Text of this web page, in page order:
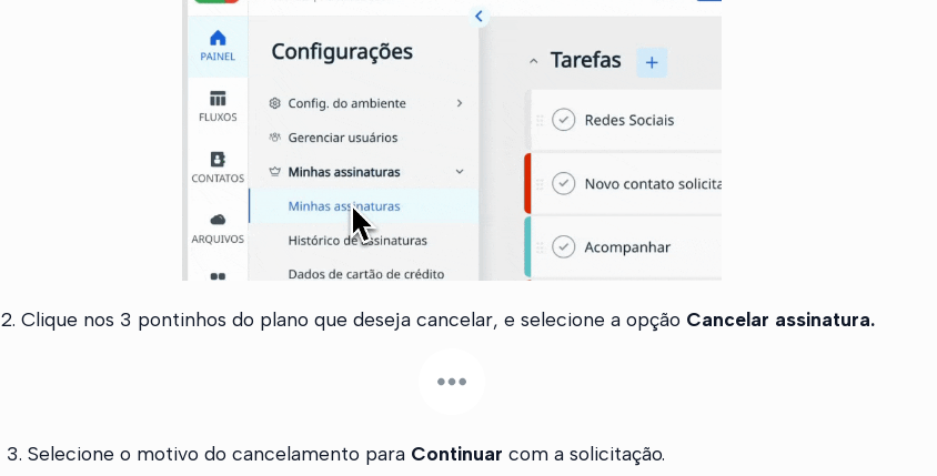
2. Clique nos 3 pontinhos do plano que deseja cancelar, e selecione a opção Cancelar assinatura.
3. Selecione o motivo do cancelamento para Continuar com a solicitação.